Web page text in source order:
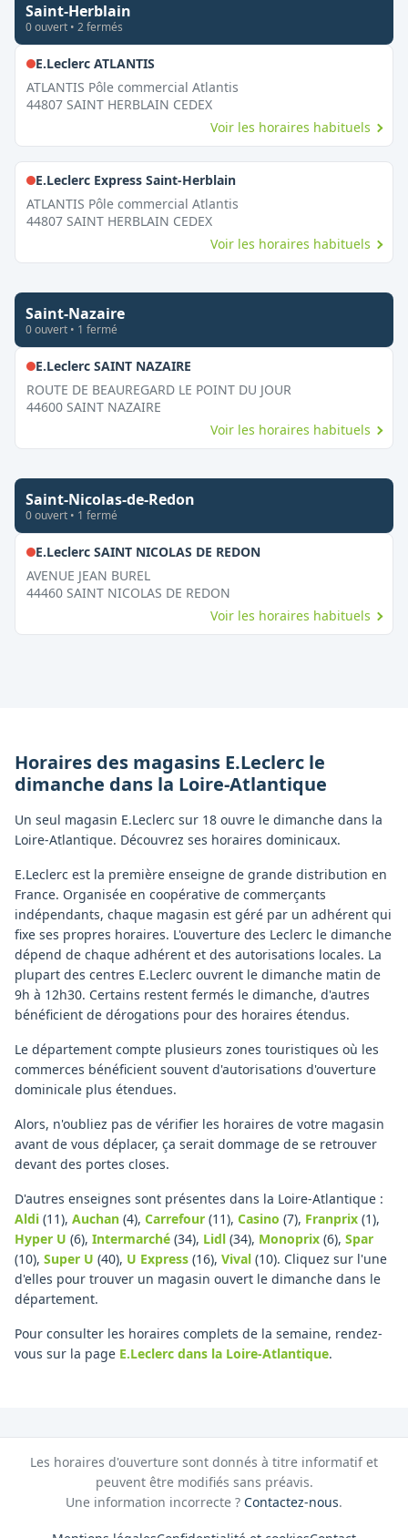
Saint-Herblain
0ouvert • 2fermés
E.Leclerc ATLANTIS,
ATLANTIS Pôle commercial Atlantis
44807 SAINT HERBLAIN CEDEX
Voir les horaires habituels
E.Leclerc Express Saint-Herblain,
ATLANTIS Pôle commercial Atlantis
44807 SAINT HERBLAIN CEDEX
Voir les horaires habituels
Saint-Nazaire
0ouvert • 1 fermé
E.Leclerc SAINT NAZAIRE,
ROUTE DE BEAUREGARD LE POINT DU JOUR
44600 SAINT NAZAIRE
Voir les horaires habituels
Saint-Nicolas-de-Redon
0ouvert • 1 fermé
E.Leclerc SAINT NICOLAS DE REDON,
AVENUE JEAN BUREL
44460 SAINT NICOLAS DE REDON
Voir les horaires habituels
Horaires des magasins E.Leclerc le
dimanche dans la Loire-Atlantique
Un seul magasin E.Leclerc sur 18 ouvre le dimanche dans la
Loire-Atlantique. Découvrez ses horaires dominicaux.
E.Leclerc est la première enseigne de grande distribution en
France. Organisée en coopérative de commerçants
indépendants, chaque magasin est géré par un adhérent qui
fixe ses propres horaires. L'ouverture des Leclerc le dimanche
dépend de chaque adhérent et des autorisations locales. La
plupart des centres E.Leclerc ouvrent le dimanche matin de
9h à 12h30. Certains restent fermés le dimanche, d'autres
bénéficient de dérogations pour des horaires étendus.
Le département compte plusieurs zones touristiques où les
commerces bénéficient souvent d'autorisations d'ouverture
dominicale plus étendues.
Alors, n'oubliez pas de vérifier les horaires de votre magasin
avant de vous déplacer, ça serait dommage de se retrouver
devant des portes closes.
D'autres enseignes sont présentes dans la Loire-Atlantique :
Aldi (11), Auchan (4), Carrefour (11), Casino (7), Franprix (1),
Hyper U (6), Intermarché (34), Lidl (34), Monoprix (6), Spar
(10), Super U (40), U Express (16), Vival (10). Cliquez sur l'une
d'elles pour trouver un magasin ouvert le dimanche dans le
département.
Pour consulter les horaires complets de la semaine, rendez-
vous sur la page E.Leclerc dans la Loire-Atlantique.
Les horaires d'ouverture sont donnés à titre informatif et
peuvent être modifiés sans préavis.
Une information incorrecte ? Contactez-nous.